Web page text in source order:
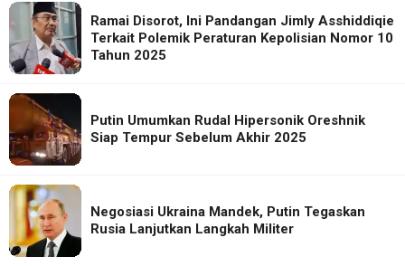
Ramai Disorot, Ini Pandangan Jimly Asshiddiqie
Terkait Polemik Peraturan Kepolisian Nomor 10
Tahun 2025
Putin Umumkan Rudal Hipersonik Oreshnik
Siap Tempur Sebelum Akhir 2025
Negosiasi Ukraina Mandek, Putin Tegaskan
Rusia Lanjutkan Langkah Militer